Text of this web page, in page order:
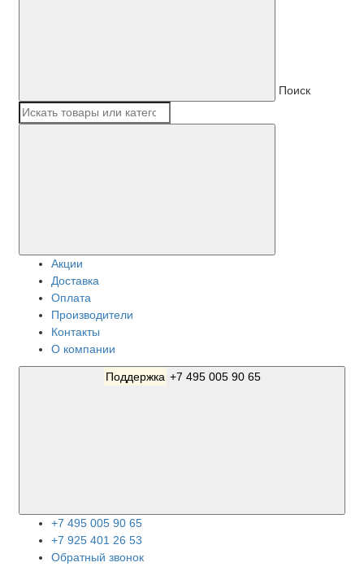
Поиск
Акции
Доставка
Оплата
Производители
Контакты
О компании
Поддержка +7 495 005 90 65
+7 495 005 90 65
+7 925 401 26 53
Обратный звонок